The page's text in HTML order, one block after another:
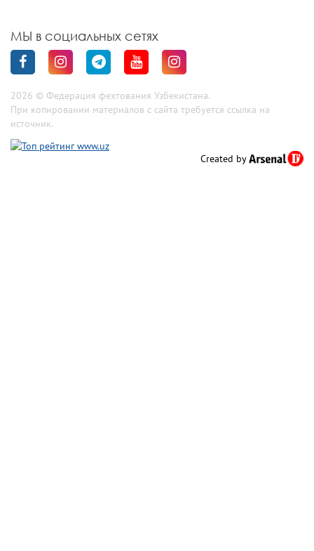
МЫ в социальных сетях
2026 © Федерация фехтования Узбекистана.
При копировании материалов с сайта требуется ссылка на
источник.
Created by